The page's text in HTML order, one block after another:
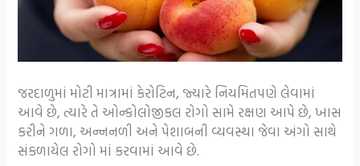
જરદાળુમાં મોટી માત્રામાં કેરોટિન, જ્યારે નિયમિતપણે લેવામાં
આવે છે, ત્યારે તે ઓન્કોલોજીકલ રોગો સામે રક્ષણ આપે છે, ખાસ
કરીને ગળા, અન્નનળી અને પેશાબની વ્યવસ્થા જેવા અંગો સાથે
સંકળાયેલ રોગો માં કરવામાં આવે છે.